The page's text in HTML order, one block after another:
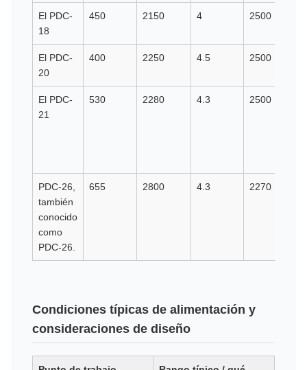
El PDC-
18
450 2150 4 2500
El PDC-
20
400 2250 4.5 2500
El PDC-
21
530 2280 4.3 2500
PDC-26,
también
conocido
como
PDC-26.
655 2800 4.3 2270
Condiciones típicas de alimentación y
consideraciones de diseño